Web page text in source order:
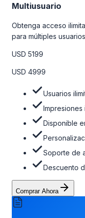
Multiusuario
Obtenga acceso
para múltiples
venta, el soporte
opción de
la tabla de precios a
USD 5199
USD 4999
Usuarios
Impresiones
Disponible
Soporte de
Descuento
Comprar Ahora